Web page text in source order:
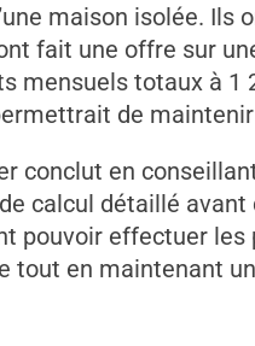
maison isolée. Ils
fait une offre sur
mensuels totaux à 1
de
conclut en
calcul détaillé avant
pouvoir effectuer
tout en maintenant